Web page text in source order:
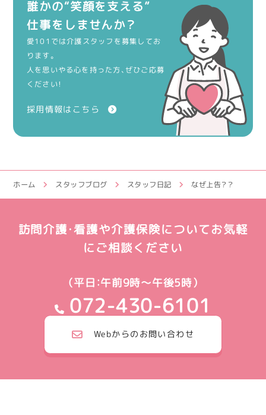
誰かの“笑顔を支える”
仕事をしませんか？
愛101では介護スタッフを募集してお
ります。
人を思いやる心を持った方、ぜひご応募
ください！
採用情報はこちら
ホーム スタッフブログ スタッフ日記 なぜ上告？？
訪問介護・看護や介護保険についてお気軽
にご相談ください
（平日：午前9時～午後5時）
072-430-6101
Webからのお問い合わせ